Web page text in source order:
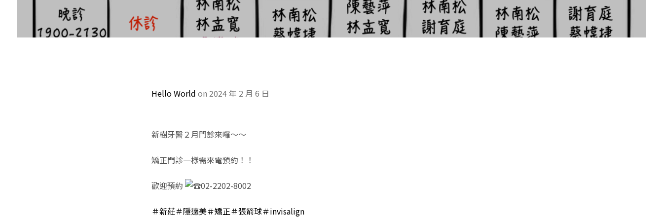
Hello World on 2024 年 2 月 6 日
新樹牙醫２月門診來囉～～
矯正門診一樣需來電預約！！
歡迎預約 02-2202-8002
＃新莊＃隱適美＃矯正＃張箭球＃invisalign